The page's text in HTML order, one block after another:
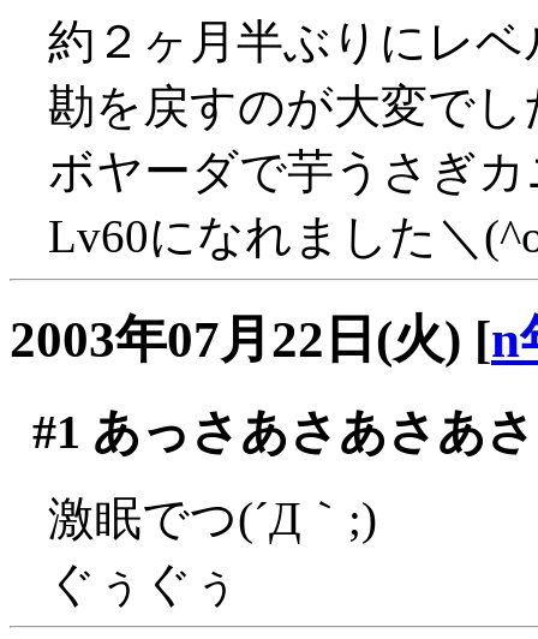
約２ヶ月半ぶりにレ
勘を戻すのが大変でし
ボヤーダで芋うさぎ
Lv60になれました＼
2003年07月22日(火) [n
#1 あっさあさあさあ
激眠でつ(´Д｀;)
ぐぅぐぅ